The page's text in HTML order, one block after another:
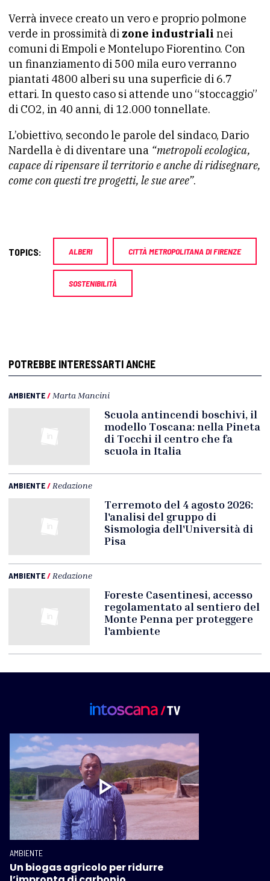
Verrà invece creato un vero e proprio polmone
verde in prossimità di zone industriali nei
comuni di Empoli e Montelupo Fiorentino. Con
un finanziamento di 500 mila euro verranno
piantati 4800 alberi su una superficie di 6.7
ettari. In questo caso si attende uno “stoccaggio”
di CO2, in 40 anni, di 12.000 tonnellate.
L’obiettivo, secondo le parole del sindaco, Dario
Nardella è di diventare una “metropoli ecologica,
capace di ripensare il territorio e anche di ridisegnare,
come con questi tre progetti, le sue aree”.
TOPICS: ALBERI CITTÀ METROPOLITANA DI FIRENZE
SOSTENIBILITÀ
POTREBBE INTERESSARTI ANCHE
AMBIENTE/ Marta Mancini
Scuola antincendi boschivi, il
modello Toscana: nella Pineta
di Tocchi il centro che fa
scuola in Italia
AMBIENTE/ Redazione
Terremoto del 4 agosto 2026:
l'analisi del gruppo di
Sismologia dell'Università di
Pisa
AMBIENTE/ Redazione
Foreste Casentinesi, accesso
regolamentato al sentiero del
Monte Penna per proteggere
l'ambiente
AMBIENTE
Un biogas agricolo per ridurre